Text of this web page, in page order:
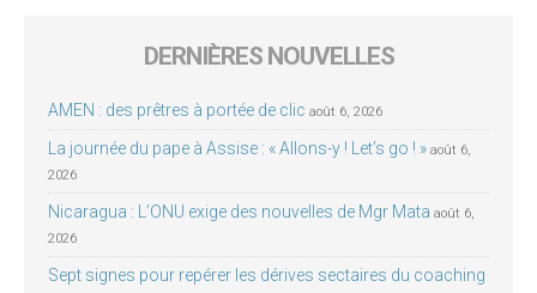
DERNIÈRES NOUVELLES
AMEN : des prêtres à portée de clic août 6, 2026
La journée du pape à Assise : « Allons-y ! Let’s go ! » août 6,
2026
Nicaragua : L’ONU exige des nouvelles de Mgr Mata août 6,
2026
Sept signes pour repérer les dérives sectaires du coaching